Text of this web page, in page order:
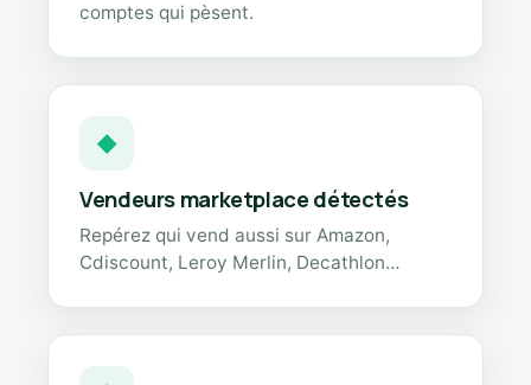
comptes qui pèsent.
◆
Vendeurs marketplace détectés
Repérez qui vend aussi sur Amazon,
Cdiscount, Leroy Merlin, Decathlon…